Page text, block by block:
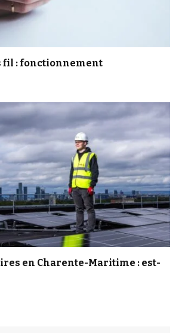
fil : fonctionnement
en Charente-Maritime : est-